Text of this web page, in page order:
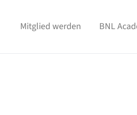
Mitglied werden BNL